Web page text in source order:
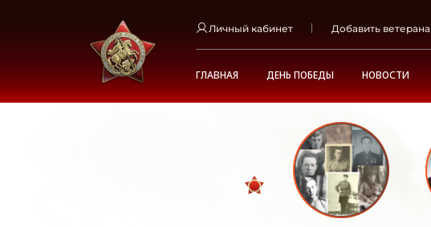
Личный кабинет Добавить ветерана
ГЛАВНАЯ ДЕНЬ ПОБЕДЫ НОВОСТИ